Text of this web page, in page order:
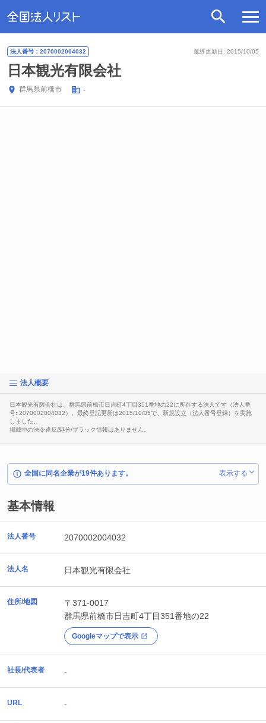
最終更新日: 2015/10/05
法人番号：2070002004032
日本観光有限会社
群馬県前橋市 -
法人概要
日本観光有限会社は、群馬県前橋市日吉町4丁目351番地の22に所在する法人です（法人番
号: 2070002004032）。最終登記更新は2015/10/05で、新規設立（法人番号登録）を実施
しました。
掲載中の法令違反/処分/ブラック情報はありません。
全国に同名企業が19件あります。 表示する
基本情報
法人番号 2070002004032
法人名 日本観光有限会社
住所/地図
〒371-0017
群馬県前橋市日吉町4丁目351番地の22
Googleマップで表示
社長/代表者 -
URL -